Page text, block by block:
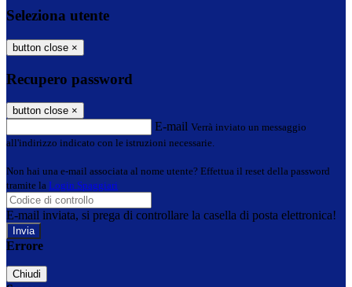
Seleziona utente
button close ×
Recupero password
button close ×
E-mail Verrà inviato un messaggio
all'indirizzo indicato con le istruzioni necessarie.
Non hai una e-mail associata al nome utente? Effettua il reset della password
tramite la Login Spaggiari
E-mail inviata, si prega di controllare la casella di posta elettronica!
Errore
Chiudi